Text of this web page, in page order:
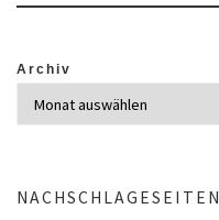
Archiv
NACHSCHLAGESEITEN